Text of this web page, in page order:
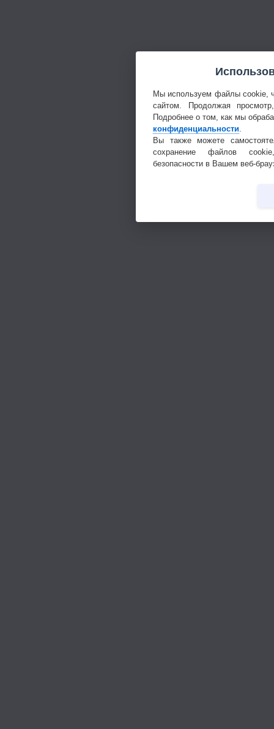
Мы используем файлы cookie,
сайтом. Продолжая
Подробнее о том, как мы
конфиденциальности
Вы также можете
сохранение файлов
безопасности в Вашем веб-